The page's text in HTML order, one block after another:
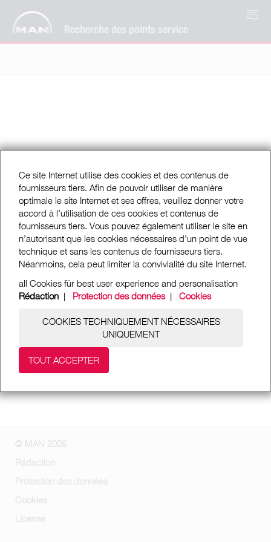
Recherche des points service
FR
Ce site Internet utilise des cookies et des contenus de
fournisseurs tiers. Afin de pouvoir utiliser de manière
optimale le site Internet et ses offres, veuillez donner votre
accord à l’utilisation de ces cookies et contenus de
fournisseurs tiers. Vous pouvez également utiliser le site en
n’autorisant que les cookies nécessaires d’un point de vue
technique et sans les contenus de fournisseurs tiers.
Néanmoins, cela peut limiter la convivialité du site Internet.
all Cookies für best user experience and personalisation
Rédaction | Protection des données| Cookies
COOKIES TECHNIQUEMENT NÉCESSAIRES
UNIQUEMENT
TOUT ACCEPTER
© MAN 2026